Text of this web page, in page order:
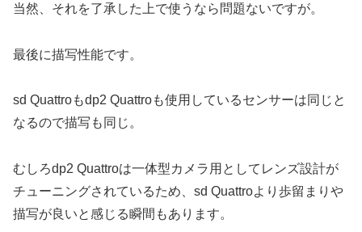
当然、それを了承した上で使うなら問題ないですが。
最後に描写性能です。
sd Quattroもdp2 Quattroも使用しているセンサーは同じと
なるので描写も同じ。
むしろdp2 Quattroは一体型カメラ用としてレンズ設計が
チューニングされているため、sd Quattroより歩留まりや
描写が良いと感じる瞬間もあります。